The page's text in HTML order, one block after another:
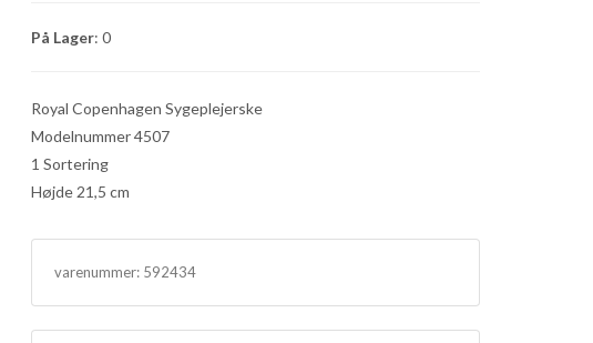
På Lager: 0
Royal Copenhagen Sygeplejerske
Modelnummer 4507
1 Sortering
Højde 21,5 cm
varenummer: 592434